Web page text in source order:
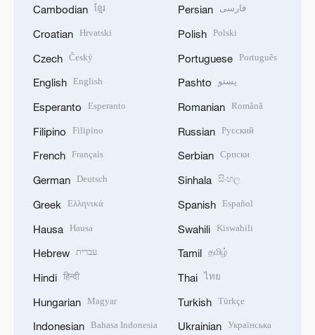
Cambodian ខ្មែរ
Croatian Hrvatski
Czech Český
English English
Esperanto Esperanto
Filipino Filipino
French Français
German Deutsch
Greek Ελληνικά
Hausa Hausa
Hebrew עברית
Hindi हिन्दी
Hungarian Magyar
Indonesian Bahasa Indonesia
Persian فارسی
Polish Polski
Portuguese Português
Pashto پښتو
Romanian Română
Russian Русский
Serbian Српски
Sinhala සිංහල
Spanish Español
Swahili Kiswahili
Tamil தமிழ்
Thai ไทย
Turkish Türkçe
Ukrainian Українська